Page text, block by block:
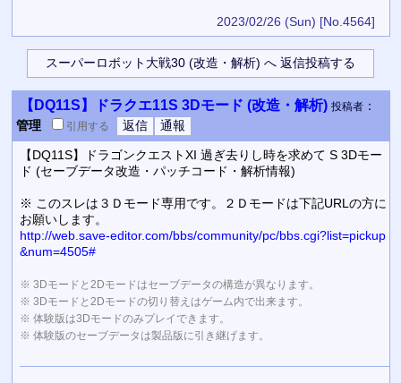
2023/02/26 (Sun) [No.4564]
【DQ11S】ドラクエ11S 3Dモード (改造・解析) 投稿者：
管理
引用する
【DQ11S】ドラゴンクエストXI 過ぎ去りし時を求めて S 3Dモー
ド (セーブデータ改造・パッチコード・解析情報)
※ このスレは３Ｄモード専用です。２Ｄモードは下記URLの方に
お願いします。
http://web.save-editor.com/bbs/community/pc/bbs.cgi?list=pickup
&num=4505#
※ 3Dモードと2Dモードはセーブデータの構造が異なります。
※ 3Dモードと2Dモードの切り替えはゲーム内で出来ます。
※ 体験版は3Dモードのみプレイできます。
※ 体験版のセーブデータは製品版に引き継げます。